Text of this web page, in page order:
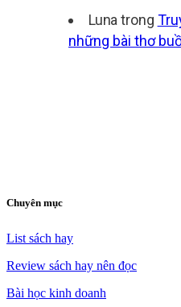
Luna trong
những bài thơ
Chuyên mục
List sách hay
Review sách hay nên đọc
Bài học kinh doanh